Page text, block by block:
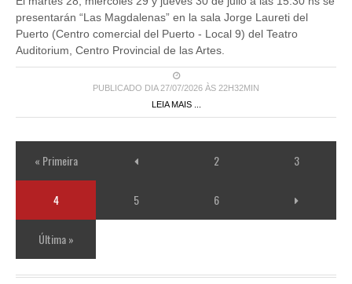
presentarán “Las Magdalenas” en la sala Jorge Laureti del
Puerto (Centro comercial del Puerto - Local 9) del Teatro
Auditorium, Centro Provincial de las Artes.
PUBLICADO DIA 27/07/2026 ÀS 22H32MIN
LEIA MAIS ...
« Primeira 2 3
4 5 6
Última »